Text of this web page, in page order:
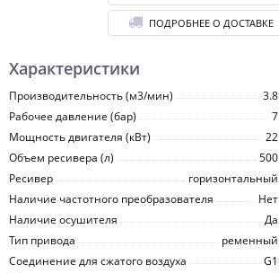
Характеристики
Производительность (м3/мин)
3.8
Рабочее давление (бар)
7
Мощность двигателя (кВт)
22
Объем ресивера (л)
500
Ресивер
горизонтальный
Наличие частотного преобразователя
Нет
Наличие осушителя
Да
Тип привода
ременный
Соединение для сжатого воздуха
G1
ПОДРОБНЕЕ О ДОСТАВКЕ